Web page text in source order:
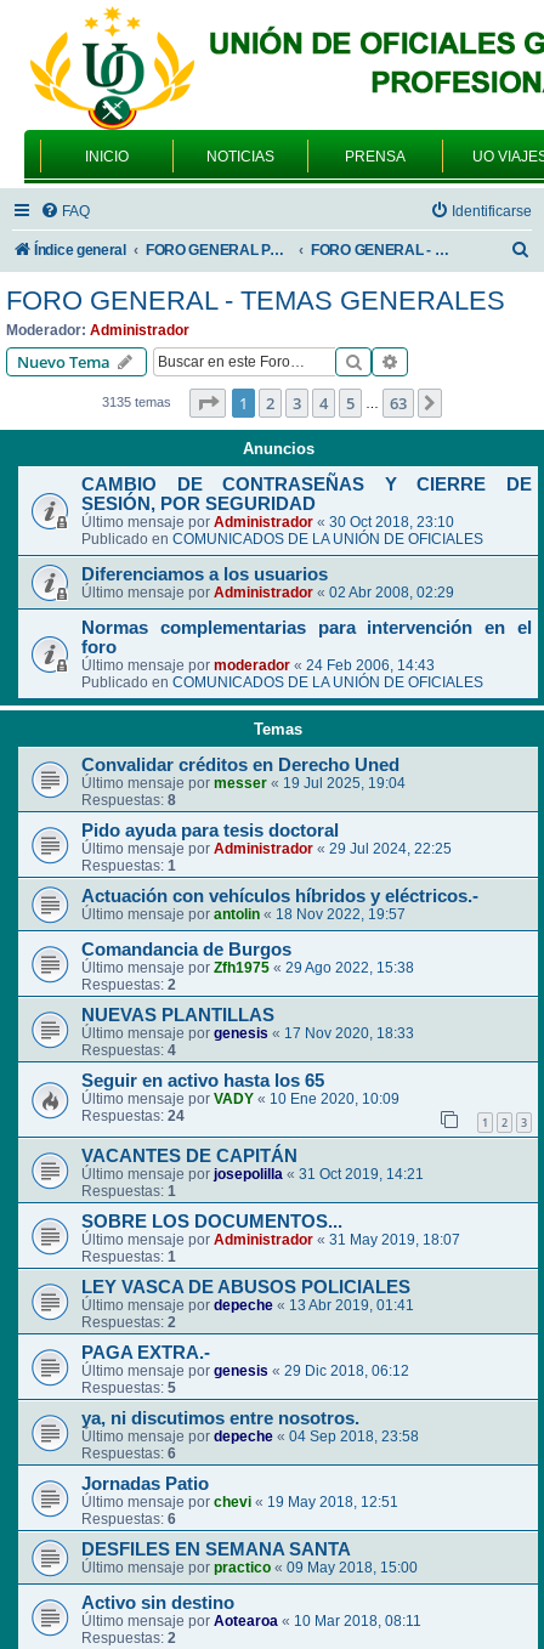
INICIO NOTICIAS PRENSA UO
FAQ Identificarse
Índice general FORO GENERAL PARA TODOS LOS USUARIOS FORO GENERAL - TEMAS GENERALES
FORO GENERAL - TEMAS GENERALES
Moderador: Administrador
Nuevo Tema Buscar
3135 temas Página de 63
1 2 3 4 5 … 63
Anuncios
CAMBIO DE CONTRASEÑAS Y CIERRE DE
SESIÓN, POR SEGURIDAD
Último mensaje por Administrador « 30 Oct 2018, 23:10
Publicado en COMUNICADOS DE LA UNIÓN DE OFICIALES
Diferenciamos a los usuarios
Último mensaje por Administrador « 02 Abr 2008, 02:29
Normas complementarias para intervención en el
foro
Último mensaje por moderador « 24 Feb 2006, 14:43
Publicado en COMUNICADOS DE LA UNIÓN DE OFICIALES
Temas
Convalidar créditos en Derecho Uned
Último mensaje por messer « 19 Jul 2025, 19:04
Respuestas: 8
Pido ayuda para tesis doctoral
Último mensaje por Administrador « 29 Jul 2024, 22:25
Respuestas: 1
Actuación con vehículos híbridos y eléctricos.-
Último mensaje por antolin « 18 Nov 2022, 19:57
Comandancia de Burgos
Último mensaje por Zfh1975 « 29 Ago 2022, 15:38
Respuestas: 2
NUEVAS PLANTILLAS
Último mensaje por genesis « 17 Nov 2020, 18:33
Respuestas: 4
Seguir en activo hasta los 65
Último mensaje por VADY « 10 Ene 2020, 10:09
Respuestas: 24 1 2 3
VACANTES DE CAPITÁN
Último mensaje por josepolilla « 31 Oct 2019, 14:21
Respuestas: 1
SOBRE LOS DOCUMENTOS...
Último mensaje por Administrador « 31 May 2019, 18:07
Respuestas: 1
LEY VASCA DE ABUSOS POLICIALES
Último mensaje por depeche « 13 Abr 2019, 01:41
Respuestas: 2
PAGA EXTRA.-
Último mensaje por genesis « 29 Dic 2018, 06:12
Respuestas: 5
ya, ni discutimos entre nosotros.
Último mensaje por depeche « 04 Sep 2018, 23:58
Respuestas: 6
Jornadas Patio
Último mensaje por chevi « 19 May 2018, 12:51
Respuestas: 6
DESFILES EN SEMANA SANTA
Último mensaje por practico « 09 May 2018, 15:00
Activo sin destino
Último mensaje por Aotearoa « 10 Mar 2018, 08:11
Respuestas: 2